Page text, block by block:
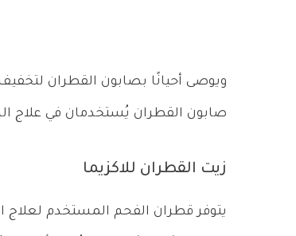
ويوصى أحيانًا بصابون القطران
صابون القطران يُستخدمان في علاج
زيت القطران للاكزيما
يتوفر قطران الفحم المستخدم لعلاج